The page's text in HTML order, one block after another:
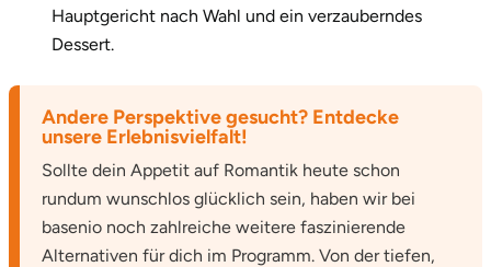
Hauptgericht nach Wahl und ein verzauberndes
Dessert.
Andere Perspektive gesucht? Entdecke
unsere Erlebnisvielfalt!
Sollte dein Appetit auf Romantik heute schon
rundum wunschlos glücklich sein, haben wir bei
basenio noch zahlreiche weitere faszinierende
Alternativen für dich im Programm. Von der tiefen,